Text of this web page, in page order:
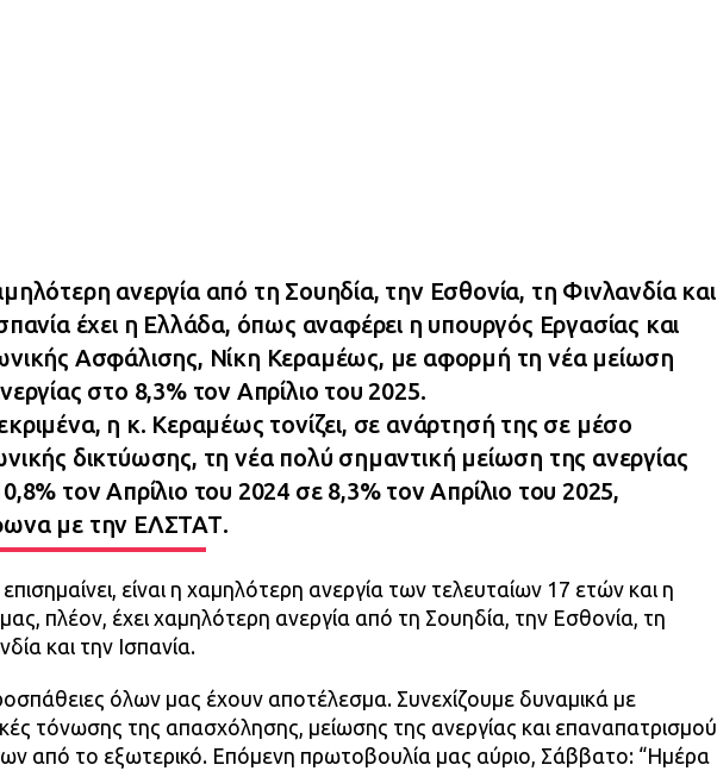
ανεργία από τη Σουηδία, την Εσθονία, τη Φινλανδία και
έχει η Ελλάδα, όπως αναφέρει η υπουργός Εργασίας και
Ασφάλισης, Νίκη Κεραμέως, με αφορμή τη νέα μείωση
στο 8,3% τον Απρίλιο του 2025.
η κ. Κεραμέως τονίζει, σε ανάρτησή της σε μέσο
δικτύωσης, τη νέα πολύ σημαντική μείωση της ανεργίας
τον Απρίλιο του 2024 σε 8,3% τον Απρίλιο του 2025,
με την ΕΛΣΤΑΤ.
είναι η χαμηλότερη ανεργία των τελευταίων 17 ετών και η
πλέον, έχει χαμηλότερη ανεργία από τη Σουηδία, την Εσθονία, τη
και την Ισπανία.
όλων μας έχουν αποτέλεσμα. Συνεχίζουμε δυναμικά με
τόνωσης της απασχόλησης, μείωσης της ανεργίας και επαναπατρισμού
από το εξωτερικό. Επόμενη πρωτοβουλία μας αύριο, Σάββατο: “Ημέρα